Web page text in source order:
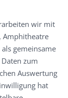
wir mit
Amphitheatre
gemeinsame
zum
Auswertung
hat